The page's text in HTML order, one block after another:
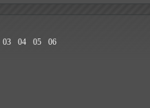
03 04 05
06